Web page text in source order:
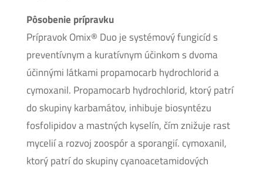
Pôsobenie prípravku
Prípravok Omix® Duo je systémový fungicíd s
preventívnym a kuratívnym účinkom s dvoma
účinnými látkami propamocarb hydrochlorid a
cymoxanil. Propamocarb hydrochlorid, ktorý patrí
do skupiny karbamátov, inhibuje biosyntézu
fosfolipidov a mastných kyselín, čím znižuje rast
mycelií a rozvoj zoospór a sporangií. cymoxanil,
ktorý patrí do skupiny cyanoacetamidových